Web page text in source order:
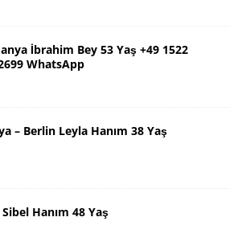
İbrahim Bey 53 Yaş +49 1522
WhatsApp
– Berlin Leyla Hanım 38 Yaş
Hanım 48 Yaş